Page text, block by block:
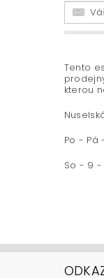
Tento
kterou
Po - Pá
So - 9 -